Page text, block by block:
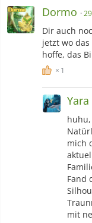
Dormo
Dir auch
jetzt wo
hoffe, das
1
Yara
mich
Fand
mit